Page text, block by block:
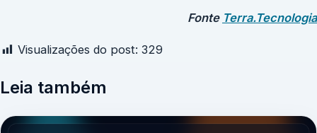
Fonte Terra.Tecnologia
Visualizações do post: 329
Leia também